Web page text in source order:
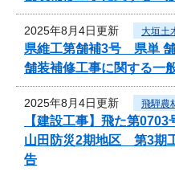
2025年8月4日更新 大垣土
県維工第舗補3号 県単
舗装補修工事に関する一
2025年8月4日更新 飛騨農
【建設工事】飛た第
山田防災2期地区 第3期
告